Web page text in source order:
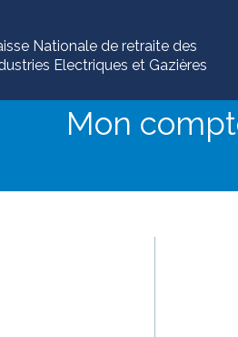
Nationale de retraite des
Electriques et Gazières
Mon